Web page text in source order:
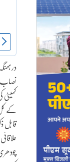
نصاب